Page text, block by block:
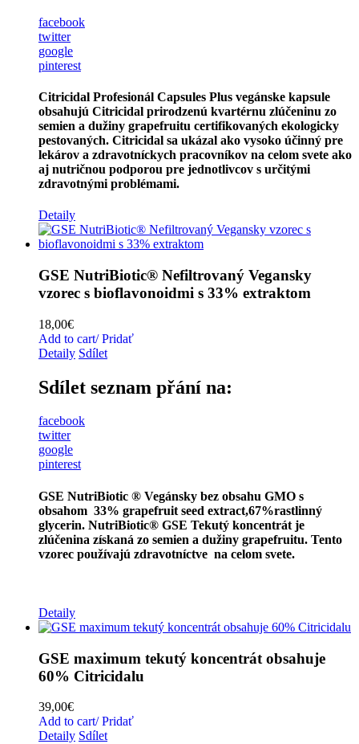
facebook
twitter
google
pinterest
Citricidal Profesionál Capsules Plus vegánske kapsule
obsahujú Citricidal prirodzenú kvartérnu zlúčeninu zo
semien a dužiny grapefruitu certifikovaných ekologicky
pestovaných. Citricidal sa ukázal ako vysoko účinný pre
lekárov a zdravotníckych pracovníkov na celom svete ako
aj nutričnou ​​podporou pre jednotlivcov s určitými
zdravotnými problémami.
Detaily
GSE NutriBiotic® Nefiltrovaný Vegansky
vzorec s bioflavonoidmi s 33% extraktom
18,00€
Add to cart/ Pridať
Detaily Sdílet
Sdílet seznam přání na:
facebook
twitter
google
pinterest
GSE NutriBiotic ® Vegánsky bez obsahu GMO s
obsahom 33% grapefruit seed extract,67%rastlinný
glycerin. NutriBiotic® GSE Tekutý koncentrát je
zlúčenina získaná zo semien a dužiny grapefruitu. Tento
vzorec používajú zdravotníctve na celom svete.
Detaily
GSE maximum tekutý koncentrát obsahuje
60% Citricidalu
39,00€
Add to cart/ Pridať
Detaily Sdílet